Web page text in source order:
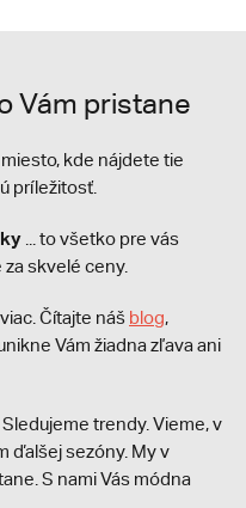
Vám pristane
kde nájdete tie
príležitosť.
... to všetko pre vás
skvelé ceny.
Čítajte náš blog,
Vám žiadna zľava ani
trendy. Vieme, v
ďalšej sezóny. My v
S nami Vás módna